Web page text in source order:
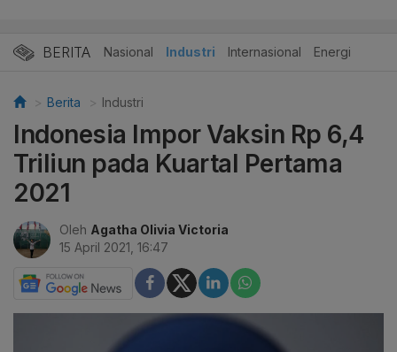
BERITA Nasional Industri Internasional Energi
Berita Industri
Indonesia Impor Vaksin Rp 6,4
Triliun pada Kuartal Pertama
2021
Oleh Agatha Olivia Victoria
15 April 2021, 16:47